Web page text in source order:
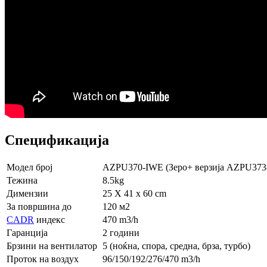
Спецификација
Модел број
AZPU370-IWE (Зеро+ верзија
Тежина
8.5kg
Димензии
25 X 41 x 60 cm
За површина до
120 м2
CADR индекс
470 m3/h
Гаранција
2 години
Брзини на вентилатор 5 (ноќна, спора, средна, брза, турбо)
Проток на воздух
96/150/192/276/470 m3/h